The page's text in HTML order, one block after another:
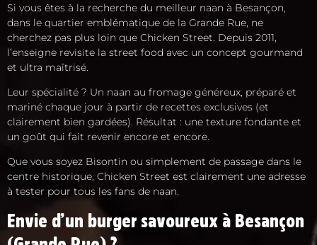
Si vous êtes à la recherche du meilleur naan à Besançon,
dans le quartier emblématique de la Grande Rue, ne
cherchez pas plus loin que Chicken Street. Depuis 2011,
l’enseigne revisite la street food avec un concept gourmand
et ultra maîtrisé.
Leur spécialité ? Un naan au fromage généreux, préparé et
mariné chaque jour à partir de recettes exclusives (et
clairement bien gardées). Résultat : une texture fondante et
un goût qui fait revenir encore et encore.
Que vous soyez Bisontin ou simplement de passage dans le
centre historique, Chicken Street est clairement une adresse
à tester pour tous les fans de naan.
Envie d’un burger savoureux à Besançon